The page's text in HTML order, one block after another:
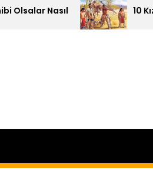
10 Kızılderili Kabilesi